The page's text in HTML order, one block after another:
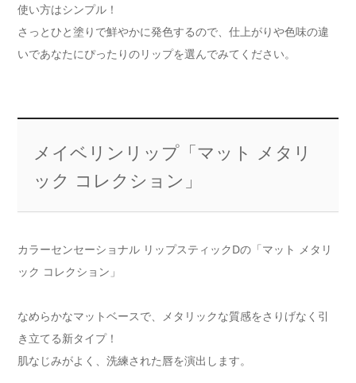
使い方はシンプル！
さっとひと塗りで鮮やかに発色するので、仕上がりや色味の違
いであなたにぴったりのリップを選んでみてください。
メイベリンリップ「マット メタリ
ック コレクション」
カラーセンセーショナル リップスティックDの「マット メタリ
ック コレクション」
なめらかなマットベースで、メタリックな質感をさりげなく引
き立てる新タイプ！
肌なじみがよく、洗練された唇を演出します。